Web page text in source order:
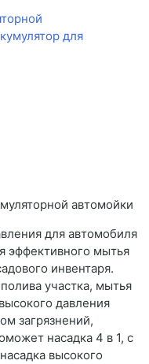
для
для автомобиля
эффективного мытья
инвентаря.
участка, мытья
давления
загрязнений,
насадка 4 в 1, с
высокого